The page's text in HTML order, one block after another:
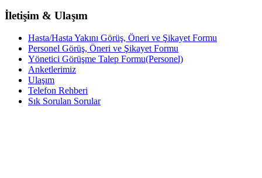
İletişim & Ulaşım
Hasta/Hasta Yakını Görüş, Öneri ve Şikayet Formu
Personel Görüş, Öneri ve Şikayet Formu
Yönetici Görüşme Talep Formu(Personel)
Anketlerimiz
Ulaşım
Telefon Rehberi
Sık Sorulan Sorular